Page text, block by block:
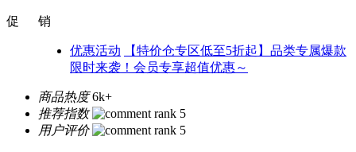
促 销
优惠活动
【特价仓专区低至5折起】品类专属爆款
限时来袭！会员专享超值优惠～
商品热度 6k+
推荐指数
用户评价